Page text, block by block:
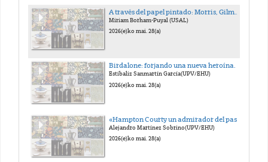
Miriam Borham-Puyal (USAL)
2026(e)ko mai. 28(a)
Birdalone: forjando una nueva heroína.
Estíbaliz Sanmartín García(UPV/EHU)
2026(e)ko mai. 28(a)
Alejandro Martínez Sobrino(UPV/EHU)
2026(e)ko mai. 28(a)